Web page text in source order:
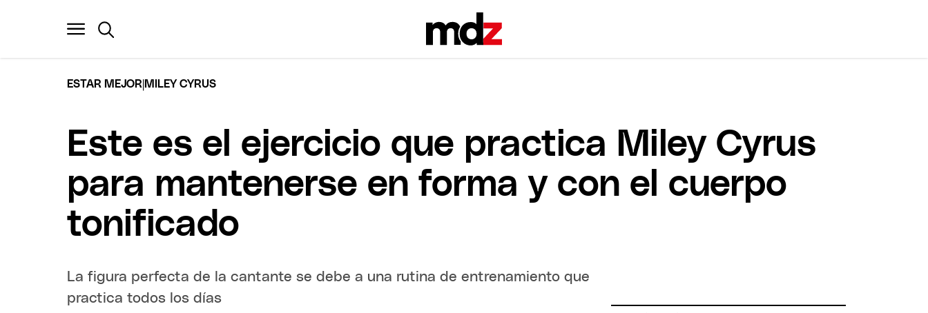
ESTAR MEJOR MILEY CYRUS
Este es el ejercicio que practica Miley Cyrus
para mantenerse en forma y con el cuerpo
tonificado
La figura perfecta de la cantante se debe a una rutina de entrenamiento que
practica todos los días